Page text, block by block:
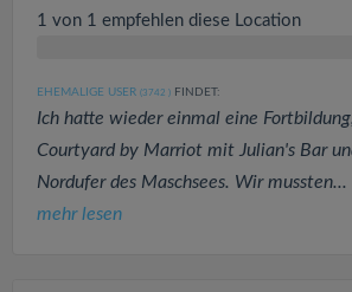
1 von 1 empfehlen diese Location
EHEMALIGE USER (3742 ) FINDET:
Ich hatte wieder einmal eine
Courtyard by Marriot mit Julian's Bar
Nordufer des Maschsees. Wir mussten...
mehr lesen